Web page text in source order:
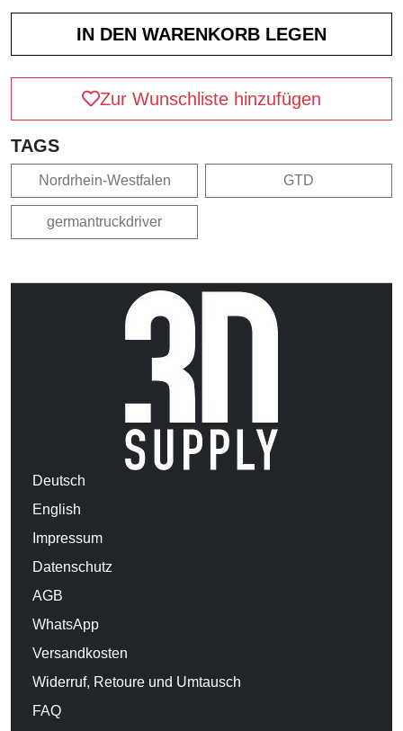
Zur Wunschliste hinzufügen
TAGS
Nordrhein-Westfalen GTD
germantruckdriver
Deutsch
English
Impressum
Datenschutz
AGB
WhatsApp
Versandkosten
Widerruf, Retoure und Umtausch
FAQ